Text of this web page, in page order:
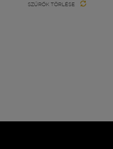
SZŰRŐK TÖRLÉSE